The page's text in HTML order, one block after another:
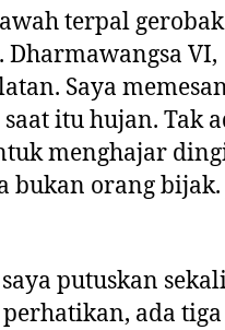
terpal
VI,
Saya
itu hujan. Tak
menghajar
bukan orang bijak.
putuskan
ada